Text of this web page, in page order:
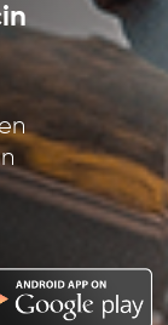
Premium
/